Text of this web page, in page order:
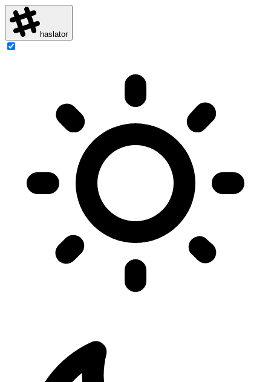
haslator